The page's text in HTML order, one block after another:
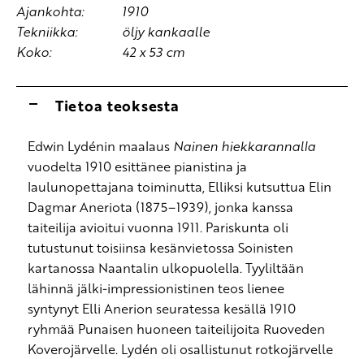
Ajankohta:
1910
Tekniikka:
öljy kankaalle
Koko:
42 x 53 cm
Tietoa teoksesta
Edwin Lydénin maalaus Nainen hiekkarannalla
vuodelta 1910 esittänee pianistina ja
laulunopettajana toiminutta, Elliksi kutsuttua Elin
Dagmar Aneriota (1875–1939), jonka kanssa
taiteilija avioitui vuonna 1911. Pariskunta oli
tutustunut toisiinsa kesänvietossa Soinisten
kartanossa Naantalin ulkopuolella. Tyyliltään
lähinnä jälki-impressionistinen teos lienee
syntynyt Elli Anerion seuratessa kesällä 1910
ryhmää Punaisen huoneen taiteilijoita Ruoveden
Koverojärvelle. Lydén oli osallistunut rotkojärvelle